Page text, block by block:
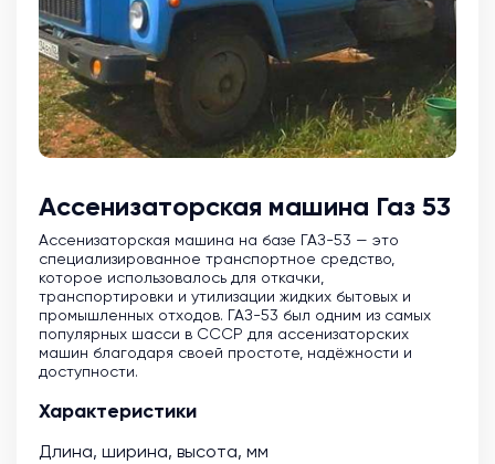
Ассенизаторская машина Газ 53
Ассенизаторская машина на базе ГАЗ-53 — это
специализированное транспортное средство,
которое использовалось для откачки,
транспортировки и утилизации жидких бытовых и
промышленных отходов. ГАЗ-53 был одним из самых
популярных шасси в СССР для ассенизаторских
машин благодаря своей простоте, надёжности и
доступности.
Характеристики
Длина, ширина, высота, мм